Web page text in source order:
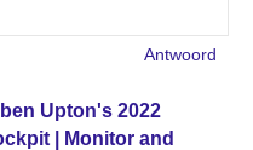
Antwoord
Upton's 2022
| Monitor and